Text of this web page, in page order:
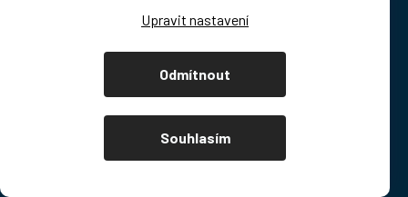
Odmítnout
Souhlasím